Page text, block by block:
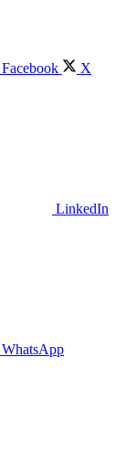
Facebook X
LinkedIn
WhatsApp